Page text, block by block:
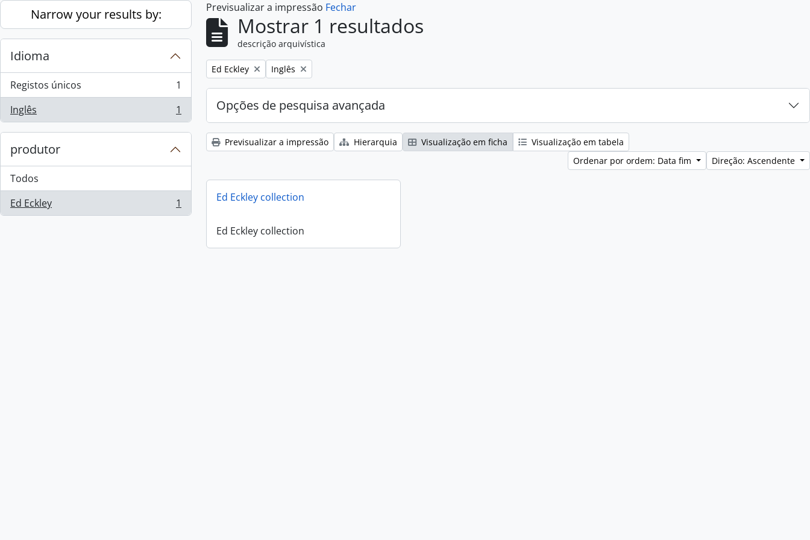
Skip to main content
Narrow your results by:
Idioma
Registos únicos
, 1 resultados
1
Inglês
, 1 resultados 1
produtor
Todos
Ed Eckley
, 1 resultados 1
Previsualizar a impressão Fechar
Mostrar 1 resultados
descrição arquivística
Remove filter:
Ed Eckley Remove filter:
Inglês
Opções de pesquisa avançada
Previsualizar a impressão Hierarquia Visualização em ficha
Visualização em tabela
Ordenar por ordem: Data fim
Direção: Ascendente
Ed Eckley collection
Ed Eckley collection